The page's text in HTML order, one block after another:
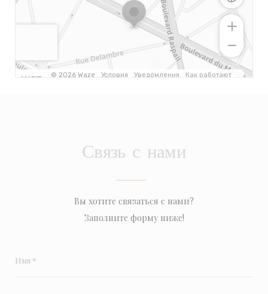
Связь с нами
Вы хотите связаться с нами?
Заполните форму ниже!